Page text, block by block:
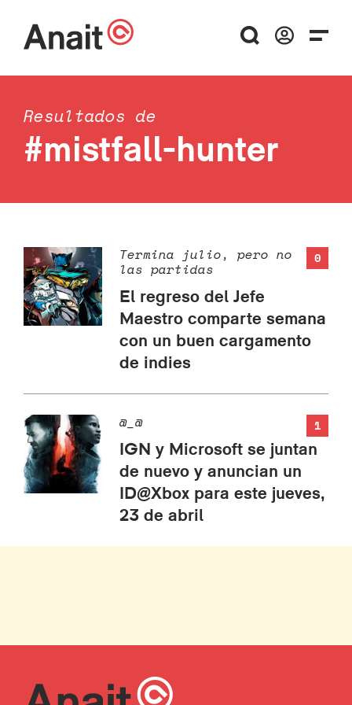
Resultados de
#mistfall-hunter
0
Termina julio, pero no
las partidas
El regreso del Jefe
Maestro comparte semana
con un buen cargamento
de indies
1
@_@
IGN y Microsoft se juntan
de nuevo y anuncian un
ID@Xbox para este jueves,
23 de abril